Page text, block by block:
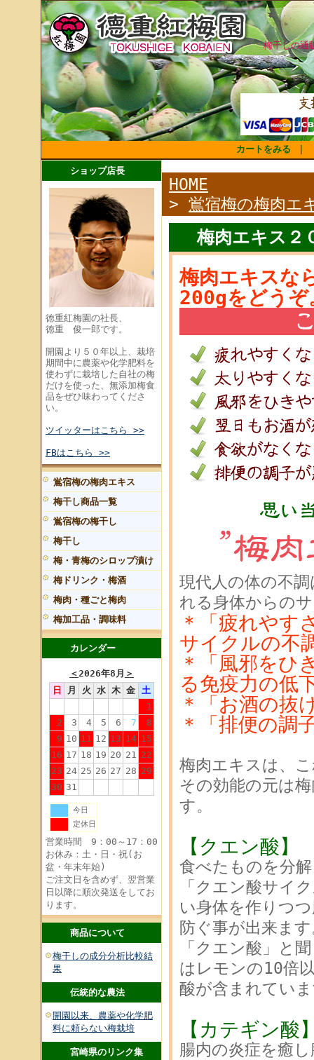
梅干しの通
カートをみる
ショップ店長
徳重紅梅園の社長、
徳重 俊一郎です。
開園より５０年以上、栽培
期間中に農薬や化学肥料を
使わずに栽培した自社の梅
だけを使った、無添加梅食
品をぜひ味わってくださ
い。
ツイッターはこちら >>
FBはこちら >>
鴬宿梅の梅肉エキス
梅干し商品一覧
鴬宿梅の梅干し
梅干し
梅・青梅のシロップ漬け
梅ドリンク・梅酒
梅肉・種ごと梅肉
梅加工品・調味料
カレンダー
＜2026年8月 ＞
日
月 火 水 木 金 土
1
2
3 4 5 6 7
8
9 10 11 12 13 14 15
16 17 18 19 20 21 22
23 24 25 26 27 28 29
30 31
今日
定休日
営業時間 9：00～17：00
お休み：土・日・祝(お
盆・年末年始)
ご注文日を含めず、翌営業
日以降に順次発送をしてお
ります。
商品について
梅干しの成分分析比較結
果
伝統的な農法
開園以来、農薬や化学肥
料に頼らない梅栽培
宮崎県のリンク集
HOME
> 鴬宿梅の梅肉エ
梅肉エキス
梅肉エキスな
200gをどうぞ
現代人の体の不
れる身体からの
＊「疲れやす
サイクルの不
＊「風邪をひ
る免疫力の低
＊「お酒の抜
＊「排便の調
梅肉エキスは、
その効能の元は
す。
【クエン酸】
食べたものを分
「クエン酸サイ
い身体を作りつ
防ぐ事が出来ま
「クエン酸」と
はレモンの10倍
酸が含まれてい
【カテギン酸
腸内の炎症を癒